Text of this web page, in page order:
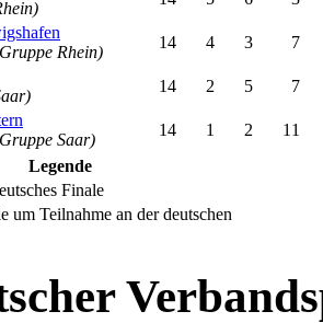
Rhein)
14 4 3 7
14 2 5 7
Saar)
14 1 2
11
Legende
Finale
um Teilnahme an der deutschen